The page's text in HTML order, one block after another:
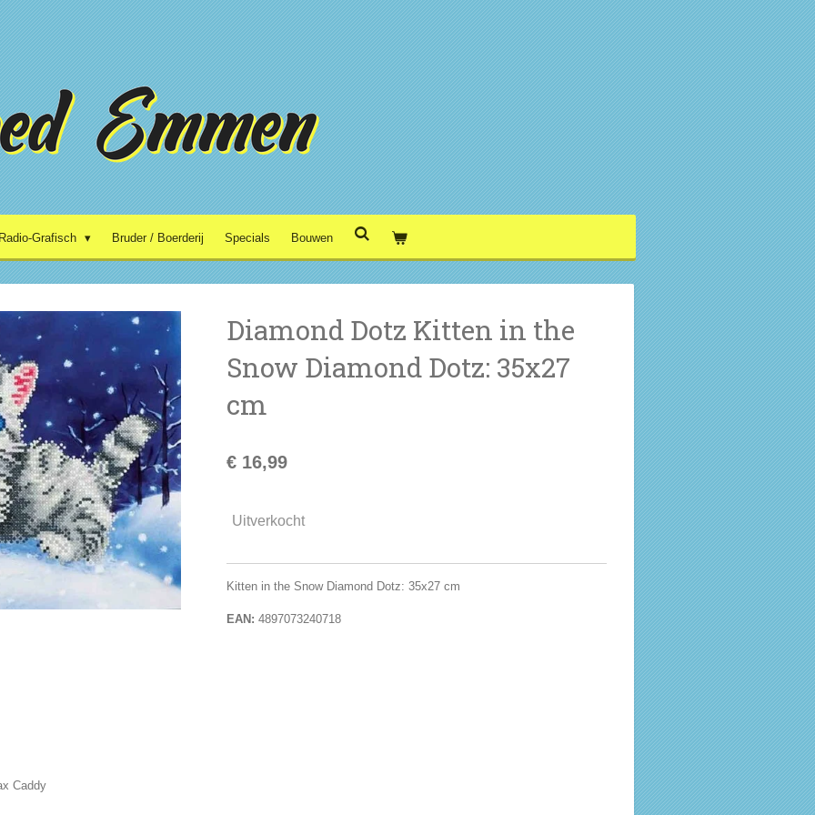
Radio-Grafisch Bruder / Boerderij Specials Bouwen
Diamond Dotz Kitten in the
Snow Diamond Dotz: 35x27
cm
€ 16,99
Uitverkocht
Kitten in the Snow Diamond Dotz: 35x27 cm
EAN: 4897073240718
Caddy